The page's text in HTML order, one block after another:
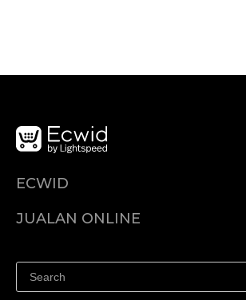
ECWID
Pusat Bantuan
JUALAN ONLINE
Jualan di Facebook